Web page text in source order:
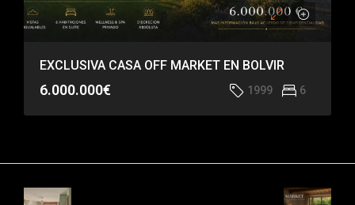
EXCLUSIVA CASA OFF MARKET EN BOLVIR
6.000.000€ 1999 6